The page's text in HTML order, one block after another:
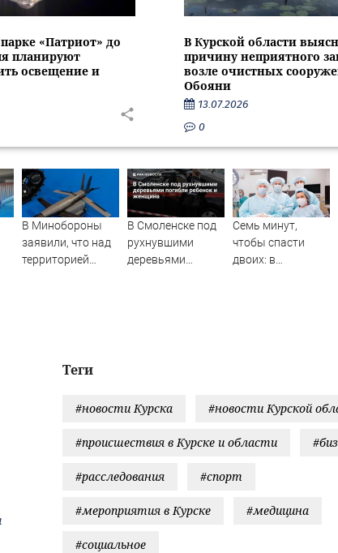
«Патриот» до
планируют
освещение и
В Курской области
причину неприятного
возле очистных
Обояни
13.07.2026
0
В Минобороны
заявили, что над
территорией
В Смоленске под
рухнувшими
деревьями
Семь минут,
чтобы спасти
двоих: в
Теги
#новости Курска #новости Курской
#происшествия в Курске и области
#расследования #спорт
#мероприятия в Курске #медицина
#социальное